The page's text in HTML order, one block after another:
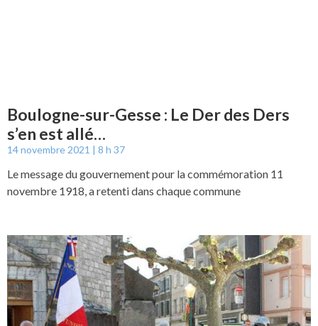
Boulogne-sur-Gesse : Le Der des Ders
s’en est allé…
14 novembre 2021 8 h 37
Le message du gouvernement pour la commémoration 11
novembre 1918, a retenti dans chaque commune